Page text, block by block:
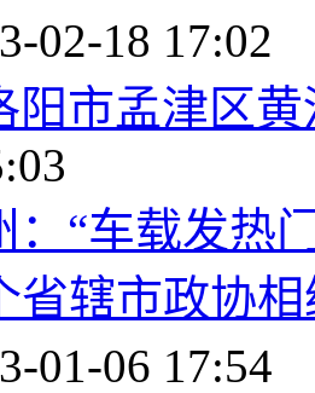
02-18 17:02
阳市孟津区
：“车载发热
省辖市政协
01-06 17:54